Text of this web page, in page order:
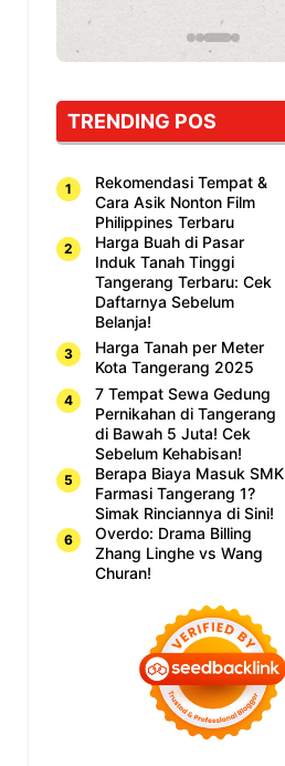
yang
Dicoba,
Cuma
Sushi!
TRENDING POS
Rekomendasi Tempat &
Cara Asik Nonton Film
Philippines Terbaru
Harga Buah di Pasar
Induk Tanah Tinggi
Tangerang Terbaru: Cek
Daftarnya Sebelum
Belanja!
Harga Tanah per Meter
Kota Tangerang 2025
7 Tempat Sewa Gedung
Pernikahan di Tangerang
di Bawah 5 Juta! Cek
Sebelum Kehabisan!
Berapa Biaya Masuk SMK
Farmasi Tangerang 1?
Simak Rinciannya di Sini!
Overdo: Drama Billing
Zhang Linghe vs Wang
Churan!